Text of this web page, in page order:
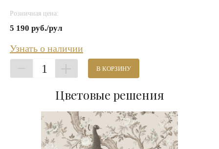
Розничная цена:
5 190 руб./рул
Узнать о наличии
1 В КОРЗИНУ
Цветовые решения